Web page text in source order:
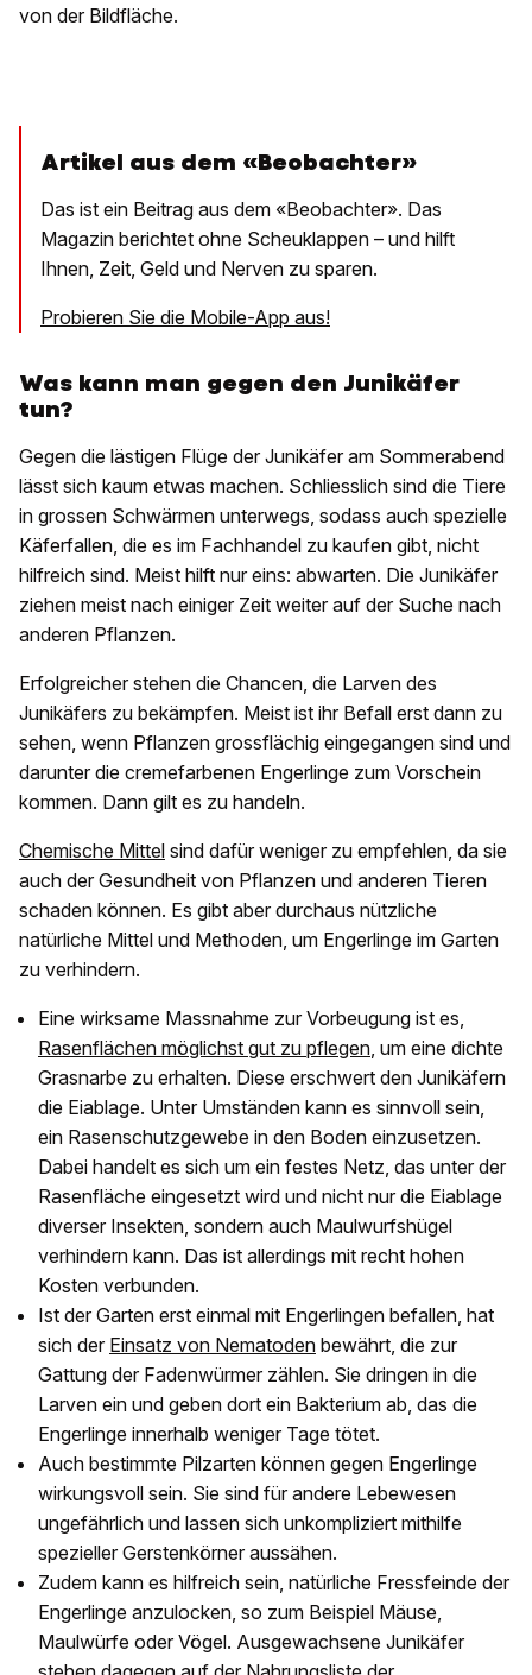
von der Bildfläche.
Artikel aus dem «Beobachter»
Das ist ein Beitrag aus dem «Beobachter». Das
Magazin berichtet ohne Scheuklappen – und hilft
Ihnen, Zeit, Geld und Nerven zu sparen.
Probieren Sie die Mobile-App aus!
Was kann man gegen den Junikäfer
tun?
Gegen die lästigen Flüge der Junikäfer am Sommerabend
lässt sich kaum etwas machen. Schliesslich sind die Tiere
in grossen Schwärmen unterwegs, sodass auch spezielle
Käferfallen, die es im Fachhandel zu kaufen gibt, nicht
hilfreich sind. Meist hilft nur eins: abwarten. Die Junikäfer
ziehen meist nach einiger Zeit weiter auf der Suche nach
anderen Pflanzen.
Erfolgreicher stehen die Chancen, die Larven des
Junikäfers zu bekämpfen. Meist ist ihr Befall erst dann zu
sehen, wenn Pflanzen grossflächig eingegangen sind und
darunter die cremefarbenen Engerlinge zum Vorschein
kommen. Dann gilt es zu handeln.
Chemische Mittel sind dafür weniger zu empfehlen, da sie
auch der Gesundheit von Pflanzen und anderen Tieren
schaden können. Es gibt aber durchaus nützliche
natürliche Mittel und Methoden, um Engerlinge im Garten
zu verhindern.
Eine wirksame Massnahme zur Vorbeugung ist es,
Rasenflächen möglichst gut zu pflegen, um eine dichte
Grasnarbe zu erhalten. Diese erschwert den Junikäfern
die Eiablage. Unter Umständen kann es sinnvoll sein,
ein Rasenschutzgewebe in den Boden einzusetzen.
Dabei handelt es sich um ein festes Netz, das unter der
Rasenfläche eingesetzt wird und nicht nur die Eiablage
diverser Insekten, sondern auch Maulwurfshügel
verhindern kann. Das ist allerdings mit recht hohen
Kosten verbunden.
Ist der Garten erst einmal mit Engerlingen befallen, hat
sich der Einsatz von Nematoden bewährt, die zur
Gattung der Fadenwürmer zählen. Sie dringen in die
Larven ein und geben dort ein Bakterium ab, das die
Engerlinge innerhalb weniger Tage tötet.
Auch bestimmte Pilzarten können gegen Engerlinge
wirkungsvoll sein. Sie sind für andere Lebewesen
ungefährlich und lassen sich unkompliziert mithilfe
spezieller Gerstenkörner aussähen.
Zudem kann es hilfreich sein, natürliche Fressfeinde der
Engerlinge anzulocken, so zum Beispiel Mäuse,
Maulwürfe oder Vögel. Ausgewachsene Junikäfer